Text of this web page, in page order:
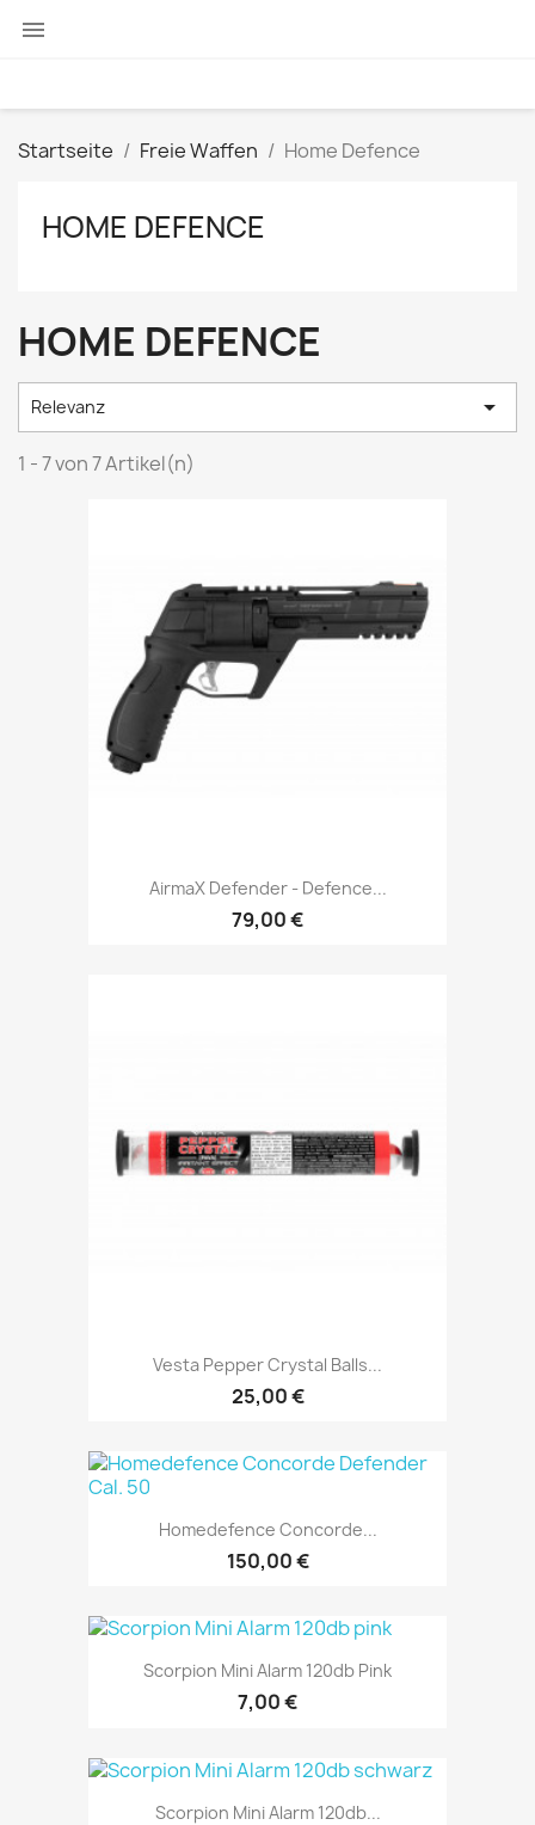

Startseite Freie Waffen Home Defence
HOME DEFENCE
HOME DEFENCE
Relevanz 
1 - 7 von 7 Artikel(n)
AirmaX Defender - Defence...
79,00 €
Vesta Pepper Crystal Balls...
25,00 €
Homedefence Concorde...
150,00 €
Scorpion Mini Alarm 120db Pink
7,00 €
Scorpion Mini Alarm 120db...